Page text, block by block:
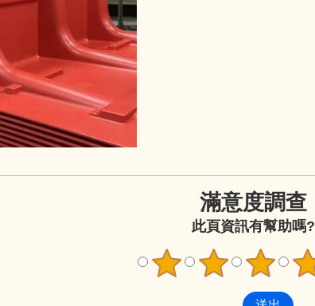
滿意度調查
此頁資訊有幫助嗎?